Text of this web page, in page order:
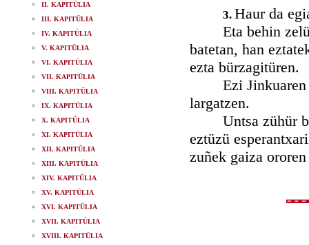
II. KAPITÜLIA
III. KAPITÜLIA
IV. KAPITÜLIA
V. KAPITÜLIA
VI. KAPITÜLIA
VII. KAPITÜLIA
VIII. KAPITÜLIA
IX. KAPITÜLIA
X. KAPITÜLIA
XI. KAPITÜLIA
XII. KAPITÜLIA
XIII. KAPITÜLIA
XIV. KAPITÜLIA
XV. KAPITÜLIA
XVI. KAPITÜLIA
XVII. KAPITÜLIA
XVIII. KAPITÜLIA
3. Haur da
Eta behin
batetan, han
ezta bürzagitüren.
Ezi Jinkuaren
largatzen.
Untsa zühür
eztüzü
zuñek gaiza